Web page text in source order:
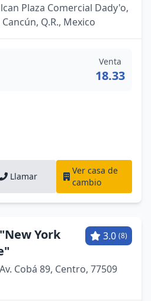
Plaza Comercial Dady'o,
Q.R., Mexico
Venta
18.33
Llamar
Ver casa de
cambio
York
3.0 (8)
Cobá 89, Centro, 77509